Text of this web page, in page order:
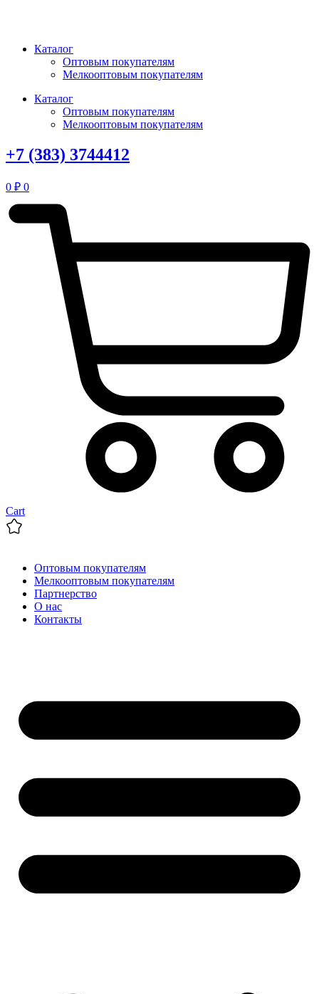
Каталог
Оптовым покупателям
Мелкооптовым покупателям
Каталог
Оптовым покупателям
Мелкооптовым покупателям
+7 (383) 3744412
0 ₽ 0
Cart
Оптовым покупателям
Мелкооптовым покупателям
Партнерство
О нас
Контакты